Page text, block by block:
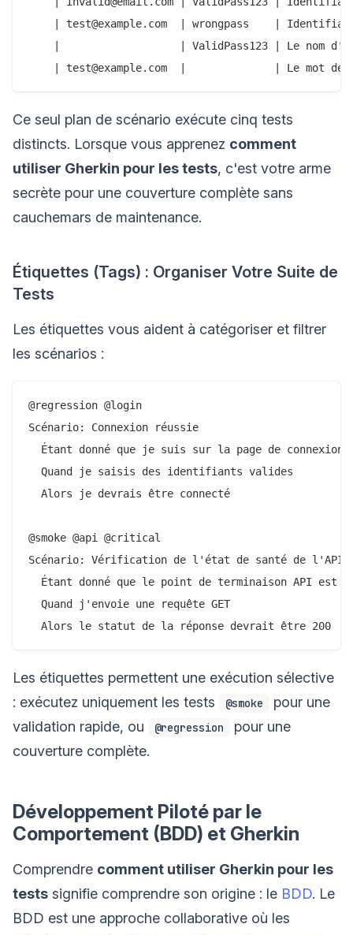
| test@example.com  | wrongpass    |
|                   | ValidPass123 | Le nom
Ce seul plan de scénario exécute cinq tests
distincts. Lorsque vous apprenez comment
utiliser Gherkin pour les tests, c'est votre arme
secrète pour une couverture complète sans
cauchemars de maintenance.
Étiquettes (Tags) : Organiser Votre Suite de
Tests
Les étiquettes vous aident à catégoriser et filtrer
les scénarios :
@regression @login
Scénario: Connexion réussie
  Étant donné que je suis sur la page de connexion
  Quand je saisis des identifiants valides
  Alors je devrais être connecté
@smoke @api @critical
Scénario: Vérification de l'état de santé de l'API
Étant donné que le point de terminaison API est
  Quand j'envoie une requête GET
Les étiquettes permettent une exécution sélective
: exécutez uniquement les tests
@smoke
pour une
validation rapide, ou
@regression
pour une
couverture complète.
Développement Piloté par le
Comportement (BDD) et Gherkin
Comprendre comment utiliser Gherkin pour les
tests signifie comprendre son origine : le BDD. Le
BDD est une approche collaborative où les